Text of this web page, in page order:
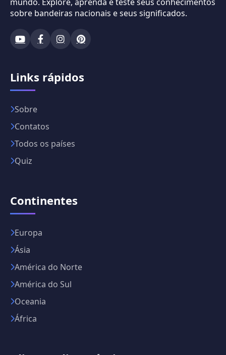
sobre bandeiras nacionais e seus significados.
Links rápidos
Sobre
Contatos
Todos os países
Quiz
Continentes
Europa
Ásia
América do Norte
América do Sul
Oceania
África